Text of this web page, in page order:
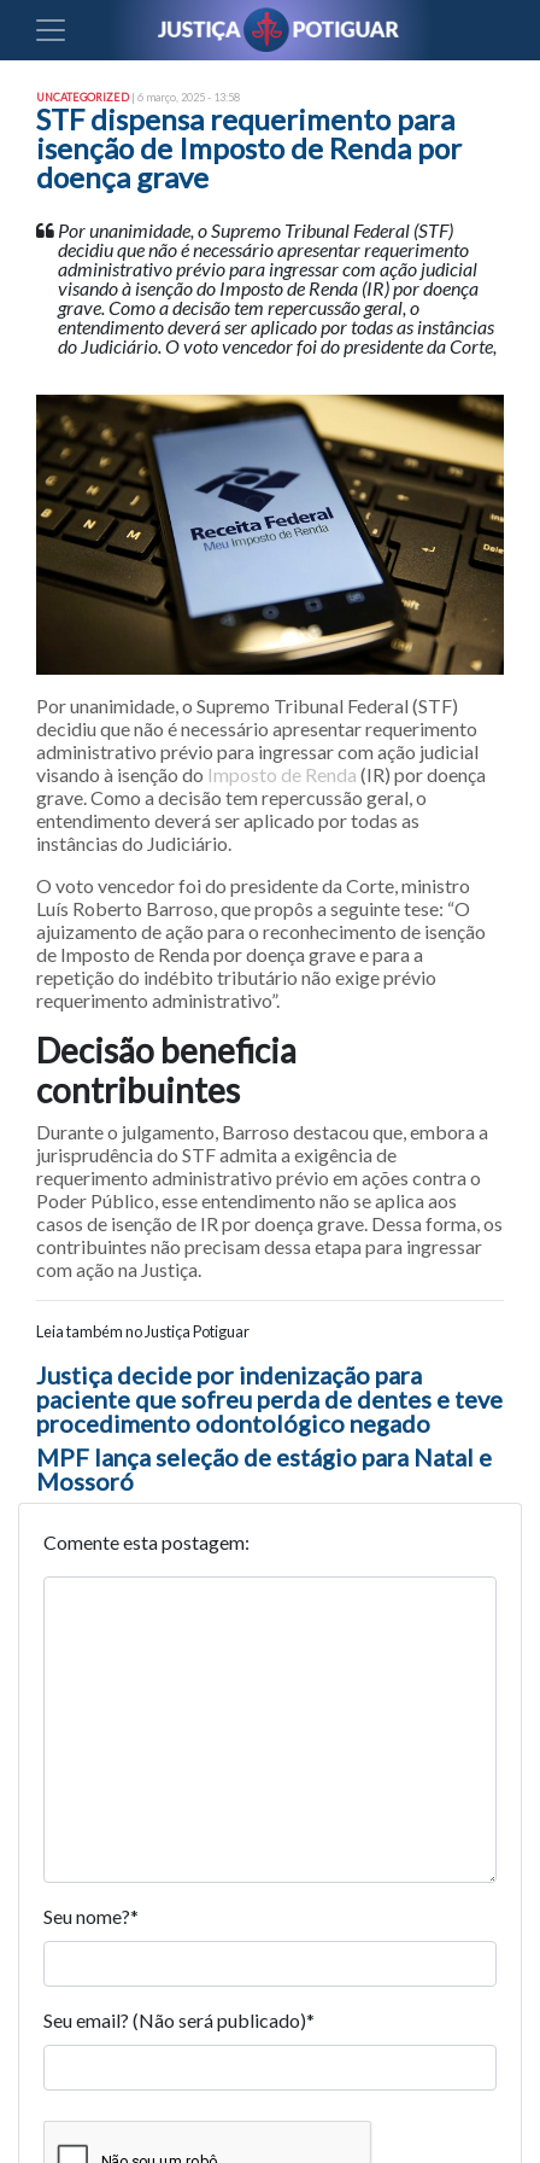
UNCATEGORIZED| 6 março, 2025 - 13:58
STF dispensa requerimento para
isenção de Imposto de Renda por
doença grave
Por unanimidade, o Supremo Tribunal Federal (STF)
decidiu que não é necessário apresentar requerimento
administrativo prévio para ingressar com ação judicial
visando à isenção do Imposto de Renda (IR) por doença
grave. Como a decisão tem repercussão geral, o
entendimento deverá ser aplicado por todas as instâncias
do Judiciário. O voto vencedor foi do presidente da Corte,
Por unanimidade, o Supremo Tribunal Federal (STF)
decidiu que não é necessário apresentar requerimento
administrativo prévio para ingressar com ação judicial
visando à isenção do Imposto de Renda (IR) por doença
grave. Como a decisão tem repercussão geral, o
entendimento deverá ser aplicado por todas as
instâncias do Judiciário.
O voto vencedor foi do presidente da Corte, ministro
Luís Roberto Barroso, que propôs a seguinte tese: “O
ajuizamento de ação para o reconhecimento de isenção
de Imposto de Renda por doença grave e para a
repetição do indébito tributário não exige prévio
requerimento administrativo”.
Decisão beneficia
contribuintes
Durante o julgamento, Barroso destacou que, embora a
jurisprudência do STF admita a exigência de
requerimento administrativo prévio em ações contra o
Poder Público, esse entendimento não se aplica aos
casos de isenção de IR por doença grave. Dessa forma, os
contribuintes não precisam dessa etapa para ingressar
com ação na Justiça.
Leia também no Justiça Potiguar
Navegação entre posts
Justiça decide por indenização para
paciente que sofreu perda de dentes e teve
procedimento odontológico negado
MPF lança seleção de estágio para Natal e
Mossoró
Comente esta postagem:
Seu nome?*
Seu email? (Não será publicado)*